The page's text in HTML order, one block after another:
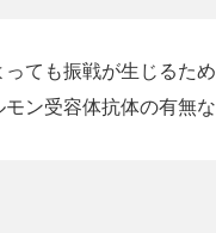
ても振戦が生じるた
ン受容体抗体の有無